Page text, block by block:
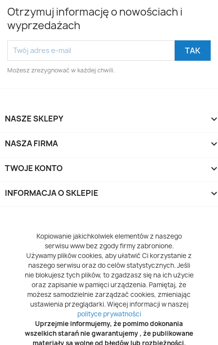
Otrzymuj informację o nowościach i
wyprzedażach
Możesz zrezygnować w każdej chwili.
NASZE SKLEPY
NASZA FIRMA
TWOJE KONTO
INFORMACJA O SKLEPIE
Kopiowanie jakichkolwiek elementów z naszego
serwisu www bez zgody firmy zabronione.
Używamy plików cookies, aby ułatwić Ci korzystanie z
naszego serwisu oraz do celów statystycznych. Jeśli
nie blokujesz tych plików, to zgadzasz się na ich użycie
oraz zapisanie w pamięci urządzenia. Pamiętaj, że
możesz samodzielnie zarządzać cookies, zmieniając
ustawienia przeglądarki. Więcej informacji w naszej
polityce prywatności
Uprzejmie informujemy, że pomimo dokonania
wszelkich starań nie gwarantujemy , że publikowane
materiały są wolne od błędów lub rozbieżności.